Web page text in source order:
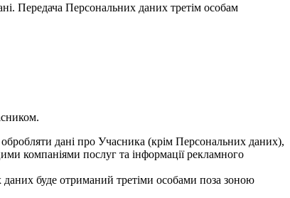
Передача Персональних даних третім особам
дані про Учасника (крім Персональних даних),
компаніями послуг та інформації рекламного
буде отриманий третіми особами поза зоною